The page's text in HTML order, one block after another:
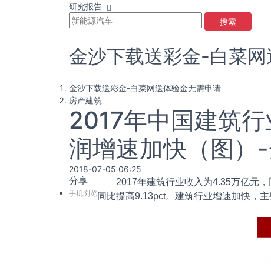
研究报告
搜索
金沙下载送彩金-白菜
金沙下载送彩金-白菜网送体验金无需申请
房产建筑
2017年中国建筑
润增速加快（图）
2018-07-05 06:25
分享
手机浏览
2017年建筑行业收入为4.35万亿元，
同比提高9.13pct。建筑行业增速加快，